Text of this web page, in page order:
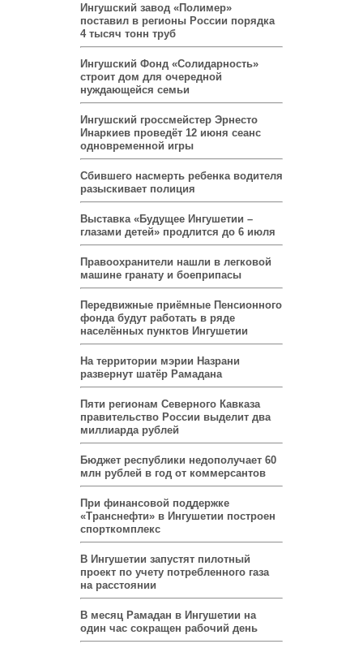
Ингушский завод «Полимер»
поставил в регионы России порядка
4 тысяч тонн труб
Ингушский Фонд «Солидарность»
строит дом для очередной
нуждающейся семьи
Ингушский гроссмейстер Эрнесто
Инаркиев проведёт 12 июня сеанс
одновременной игры
Сбившего насмерть ребенка водителя
разыскивает полиция
Выставка «Будущее Ингушетии –
глазами детей» продлится до 6 июля
Правоохранители нашли в легковой
машине гранату и боеприпасы
Передвижные приёмные Пенсионного
фонда будут работать в ряде
населённых пунктов Ингушетии
На территории мэрии Назрани
развернут шатёр Рамадана
Пяти регионам Северного Кавказа
правительство России выделит два
миллиарда рублей
Бюджет республики недополучает 60
млн рублей в год от коммерсантов
При финансовой поддержке
«Транснефти» в Ингушетии построен
спорткомплекс
В Ингушетии запустят пилотный
проект по учету потребленного газа
на расстоянии
В месяц Рамадан в Ингушетии на
один час сокращен рабочий день